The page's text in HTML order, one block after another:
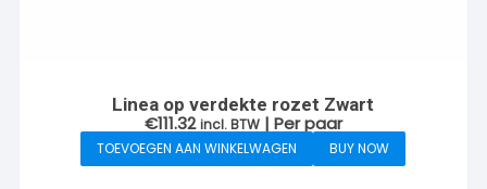
Linea op verdekte rozet Zwart
€111.32 incl. BTW | Per paar
TOEVOEGEN AAN WINKELWAGEN BUY NOW